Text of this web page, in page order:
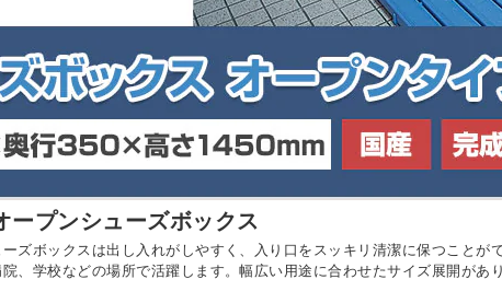
ープンシューズボックス
ズボックスは出し入れがしやすく、入り口をスッキリ清潔に保つこと
、学校などの場所で活躍します。幅広い用途に合わせたサイズ展開が